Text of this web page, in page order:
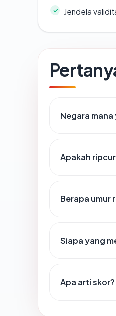
Jendela
Negara
Apakah
Berapa
Siapa yang
Apa arti skor?